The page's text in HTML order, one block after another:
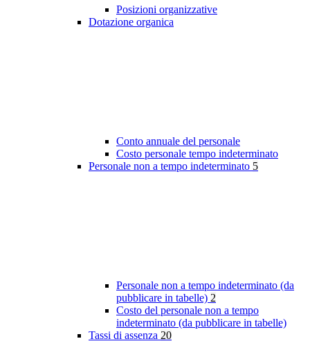
Posizioni organizzative
Dotazione organica
Conto annuale del personale
Costo personale tempo indeterminato
Personale non a tempo indeterminato 5
Personale non a tempo indeterminato (da
pubblicare in tabelle) 2
Costo del personale non a tempo
indeterminato (da pubblicare in tabelle)
Tassi di assenza 20